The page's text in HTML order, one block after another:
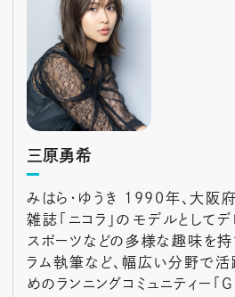
三原勇希
みはら・ゆうき 1990年、大阪
雑誌「ニコラ」のモデルとして
スポーツなどの多様な趣味を持
ラム執筆など、幅広い分野で活
めのランニングコミュニティー